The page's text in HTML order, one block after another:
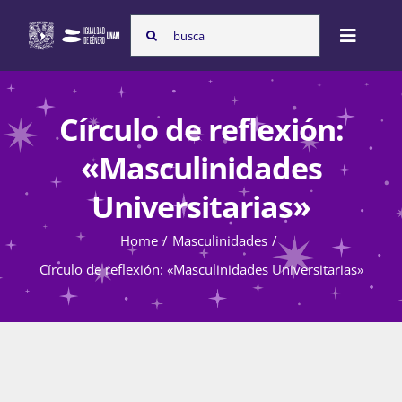
content
Search
for:
Toggle
Nosotras
Programas
Atención de la violencia de género
Círculo de reflexión:
«Masculinidades
Universitarias»
Home
Masculinidades
Círculo de reflexión: «Masculinidades Universitarias»